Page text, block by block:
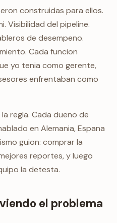
construidas para ellos.
Visibilidad del pipeline.
de desempeno.
Cada funcion
yo tenia como gerente,
enfrentaban como
regla. Cada dueno de
en Alemania, Espana
guion: comprar la
reportes, y luego
la detesta.
el problema